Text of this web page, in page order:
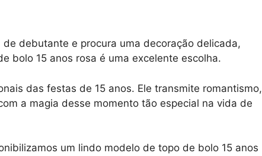
debutante e procura uma decoração delicada,
bolo 15 anos rosa é uma excelente escolha.
das festas de 15 anos. Ele transmite romantismo,
a magia desse momento tão especial na vida de
um lindo modelo de topo de bolo 15 anos